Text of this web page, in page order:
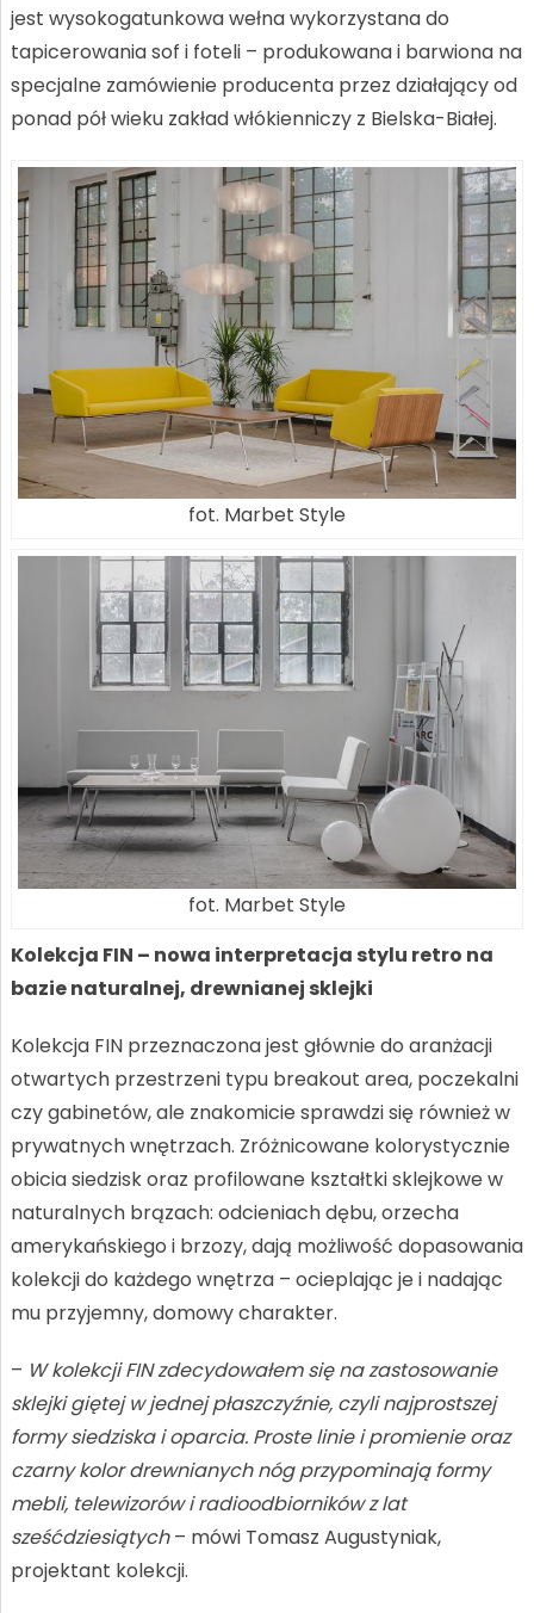
jest wysokogatunkowa wełna wykorzystana do
tapicerowania sof i foteli – produkowana i barwiona na
specjalne zamówienie producenta przez działający od
ponad pół wieku zakład włókienniczy z Bielska-Białej.
fot. Marbet Style
fot. Marbet Style
Kolekcja FIN – nowa interpretacja stylu retro na
bazie naturalnej, drewnianej sklejki
Kolekcja FIN przeznaczona jest głównie do aranżacji
otwartych przestrzeni typu breakout area, poczekalni
czy gabinetów, ale znakomicie sprawdzi się również w
prywatnych wnętrzach. Zróżnicowane kolorystycznie
obicia siedzisk oraz profilowane kształtki sklejkowe w
naturalnych brązach: odcieniach dębu, orzecha
amerykańskiego i brzozy, dają możliwość dopasowania
kolekcji do każdego wnętrza – ocieplając je i nadając
mu przyjemny, domowy charakter.
– W kolekcji FIN zdecydowałem się na zastosowanie
sklejki giętej w jednej płaszczyźnie, czyli najprostszej
formy siedziska i oparcia. Proste linie i promienie oraz
czarny kolor drewnianych nóg przypominają formy
mebli, telewizorów i radioodbiorników z lat
sześćdziesiątych– mówi Tomasz Augustyniak,
projektant kolekcji.